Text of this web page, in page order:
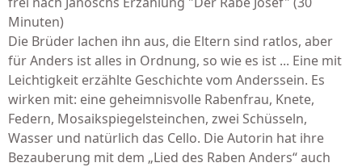
Minuten)
Die Brüder lachen ihn aus, die Eltern sind ratlos, aber
für Anders ist alles in Ordnung, so wie es ist ... Eine mit
Leichtigkeit erzählte Geschichte vom Anderssein. Es
wirken mit: eine geheimnisvolle Rabenfrau, Knete,
Federn, Mosaikspiegelsteinchen, zwei Schüsseln,
Wasser und natürlich das Cello. Die Autorin hat ihre
Bezauberung mit dem „Lied des Raben Anders“ auch